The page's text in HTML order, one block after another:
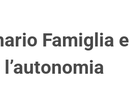
Famiglia e